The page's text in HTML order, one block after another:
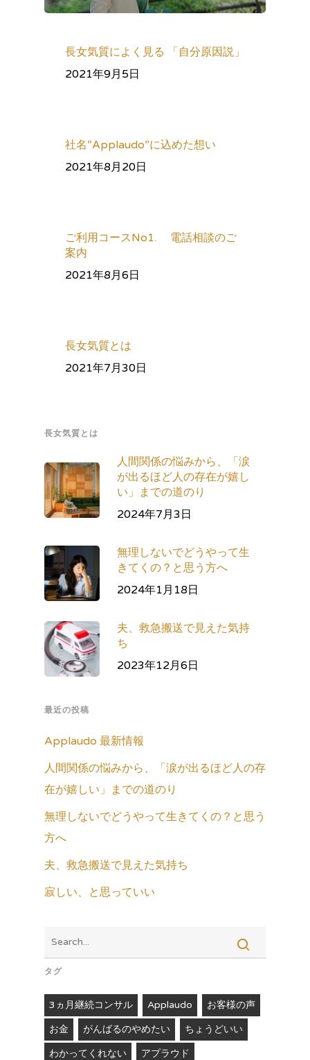
長女気質によく見る 「自分原因説」
2021年9月5日
社名”Applaudo”に込めた想い
2021年8月20日
ご利用コースNo1. 電話相談のご
案内
2021年8月6日
長女気質とは
2021年7月30日
長女気質とは
人間関係の悩みから、「涙
が出るほど人の存在が嬉し
い」までの道のり
2024年7月3日
無理しないでどうやって生
きてくの？と思う方へ
2024年1月18日
夫、救急搬送で見えた気持
ち
2023年12月6日
最近の投稿
Applaudo 最新情報
人間関係の悩みから、「涙が出るほど人の存
在が嬉しい」までの道のり
無理しないでどうやって生きてくの？と思う
方へ
夫、救急搬送で見えた気持ち
寂しい、と思っていい
タグ
3ヵ月継続コンサル Applaudo お客様の声
お金 がんばるのやめたい ちょうどいい
わかってくれない アプラウド